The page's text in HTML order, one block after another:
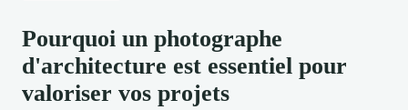
Pourquoi un photographe
d'architecture est essentiel pour
valoriser vos projets